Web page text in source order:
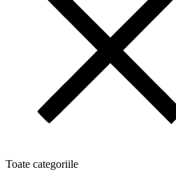
Toate categoriile